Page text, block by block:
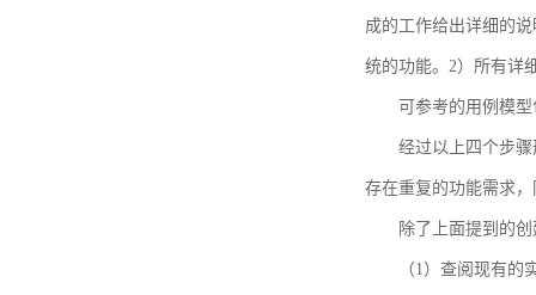
成的工作给出详细的
统的功能。2）所有详
可参考的用例模
经过以上四个步
存在重复的功能需求
除了上面提到的
（1）查阅现有的